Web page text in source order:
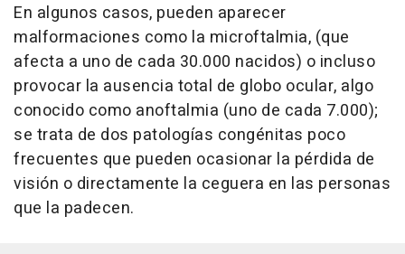
En algunos casos, pueden aparecer
malformaciones como la microftalmia, (que
afecta a uno de cada 30.000 nacidos) o incluso
provocar la ausencia total de globo ocular, algo
conocido como anoftalmia (uno de cada 7.000);
se trata de dos patologías congénitas poco
frecuentes que pueden ocasionar la pérdida de
visión o directamente la ceguera en las personas
que la padecen.